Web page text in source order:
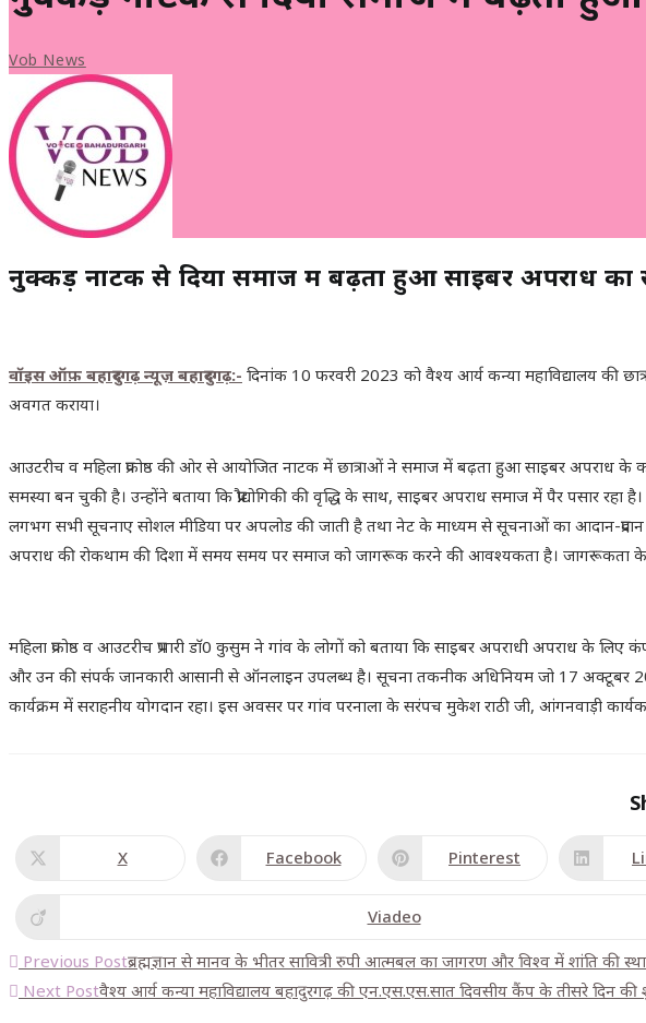
Vob News
नुक्कड़ नाटक से दिया समाज में बढ़ता हुआ साइबर अपराध
वॉइस ऑफ़ बहादुरगढ़ न्यूज़ बहादुरगढ़:- दिनांक 10 फरवरी 2023 को वैश्य आर्य कन्या महाविद्यालय की
अवगत कराया।
आउटरीच व महिला प्रकोष्ठ की ओर से आयोजित नाटक में छात्राओं ने समाज में बढ़ता हुआ साइबर अपराध के
समस्या बन चुकी है। उन्होंने बताया कि प्रौद्योगिकी की वृद्धि के साथ, साइबर अपराध समाज में पैर पसार
लगभग सभी सूचनाए सोशल मीडिया पर अपलोड की जाती है तथा नेट के माध्यम से सूचनाओं का आदान-प्रदान
अपराध की रोकथाम की दिशा में समय समय पर समाज को जागरूक करने की आवश्यकता है। जागरूकता
महिला प्रकोष्ठ व आउटरीच प्रभारी डाॅ0 कुसुम ने गांव के लोगों को बताया कि साइबर अपराधी अपराध के
और उन की संपर्क जानकारी आसानी से ऑनलाइन उपलब्ध है। सूचना तकनीक अधिनियम जो 17 अक्टूबर
कार्यक्रम में सराहनीय योगदान रहा। इस अवसर पर गांव परनाला के सरंपच मुकेश राठी जी, आंगनवाड़ी
X Facebook Pinterest
Viadeo
Previous Postब्रह्मज्ञान से मानव के भीतर सावित्री रुपी आत्मबल का जागरण और विश्व में शांति की
Next Postवैश्य आर्य कन्या महाविद्यालय बहादुरगढ़ की एन.एस.एस.सात दिवसीय कैंप के तीसरे दिन की